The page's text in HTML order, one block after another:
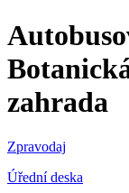
zahrada
Zpravodaj
Úřední deska